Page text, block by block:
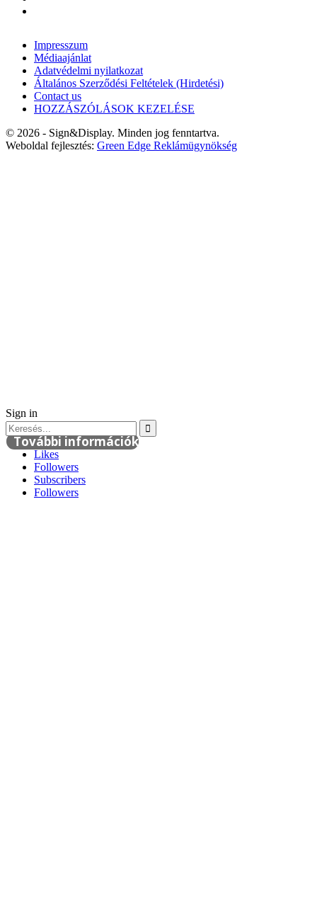
Impresszum
Médiaajánlat
Adatvédelmi nyilatkozat
Általános Szerződési Feltételek (Hirdetési)
Contact us
HOZZÁSZÓLÁSOK KEZELÉSE
© 2026 - Sign&Display. Minden jog fenntartva.
Weboldal fejlesztés: Green Edge Reklámügynökség
További információk
Sign in
Likes
Followers
Subscribers
Followers